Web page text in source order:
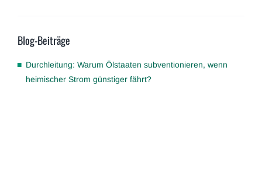
Blog-Beiträge
Durchleitung: Warum Ölstaaten subventionieren, wenn
heimischer Strom günstiger fährt?